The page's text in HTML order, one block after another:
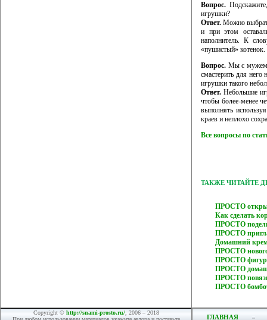
Вопрос.
игрушки?
Ответ. Можно
и при этом
наполнитель. К
«пушистый» котенок.
Вопрос. Мы с мужем
смастерить для него
игрушки такого
Ответ. Небольшие
чтобы более-менее
выполнять
краев и неплохо
Все вопросы по
ТАКЖЕ ЧИТАЙТЕ
ПРОСТО
Как сделать
ПРОСТО
ПРОСТО
Домашний
ПРОСТО
ПРОСТО
ПРОСТО
ПРОСТО
ПРОСТО
Copyright © http://snami-prosto.ru/, 2006 – 2018
ГЛАВНАЯ